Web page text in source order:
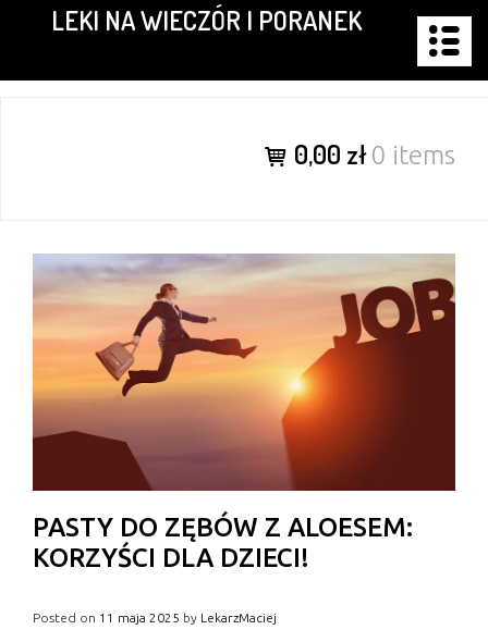
content
LEKI NA WIECZÓR I PORANEK
0,00 zł0 items
PASTY DO ZĘBÓW Z ALOESEM:
KORZYŚCI DLA DZIECI!
Posted on 11 maja 2025 by LekarzMaciej